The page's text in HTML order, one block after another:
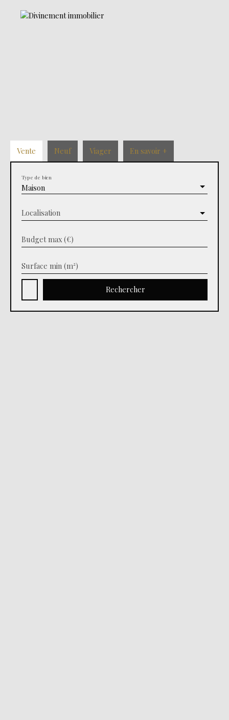
Vente Neuf Viager En savoir +
Maison
Type de bien
Localisation
Budget max (€)
Surface min (m²)
Rechercher